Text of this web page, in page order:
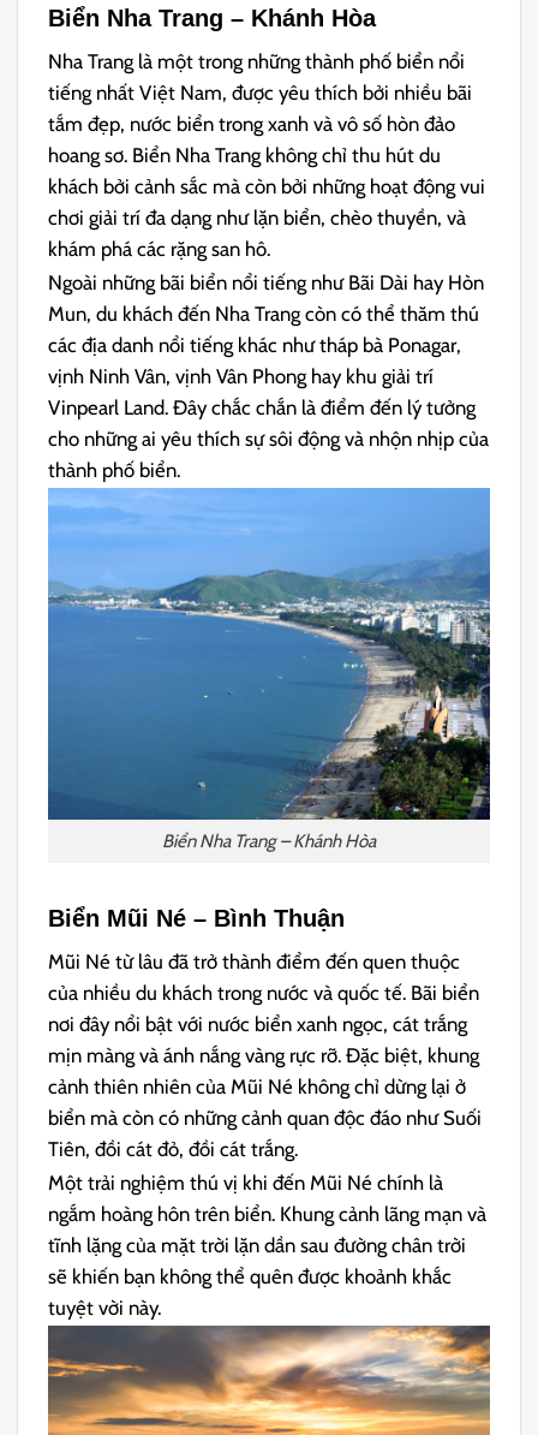
Biển Nha Trang – Khánh Hòa
Nha Trang là một trong những thành phố biển nổi
tiếng nhất Việt Nam, được yêu thích bởi nhiều bãi
tắm đẹp, nước biển trong xanh và vô số hòn đảo
hoang sơ. Biển Nha Trang không chỉ thu hút du
khách bởi cảnh sắc mà còn bởi những hoạt động vui
chơi giải trí đa dạng như lặn biển, chèo thuyền, và
khám phá các rặng san hô.
Ngoài những bãi biển nổi tiếng như Bãi Dài hay Hòn
Mun, du khách đến Nha Trang còn có thể thăm thú
các địa danh nổi tiếng khác như tháp bà Ponagar,
vịnh Ninh Vân, vịnh Vân Phong hay khu giải trí
Vinpearl Land. Đây chắc chắn là điểm đến lý tưởng
cho những ai yêu thích sự sôi động và nhộn nhịp của
thành phố biển.
Biển Nha Trang – Khánh Hòa
Biển Mũi Né – Bình Thuận
Mũi Né từ lâu đã trở thành điểm đến quen thuộc
của nhiều du khách trong nước và quốc tế. Bãi biển
nơi đây nổi bật với nước biển xanh ngọc, cát trắng
mịn màng và ánh nắng vàng rực rỡ. Đặc biệt, khung
cảnh thiên nhiên của Mũi Né không chỉ dừng lại ở
biển mà còn có những cảnh quan độc đáo như Suối
Tiên, đồi cát đỏ, đồi cát trắng.
Một trải nghiệm thú vị khi đến Mũi Né chính là
ngắm hoàng hôn trên biển. Khung cảnh lãng mạn và
tĩnh lặng của mặt trời lặn dần sau đường chân trời
sẽ khiến bạn không thể quên được khoảnh khắc
tuyệt vời này.